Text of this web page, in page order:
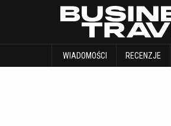
WIADOMOŚCI RECENZJE
WIADOMOŚCI